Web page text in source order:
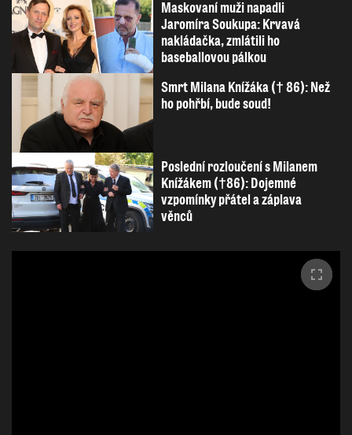
Maskovaní muži napadli
Jaromíra Soukupa: Krvavá
nakládačka, zmlátili ho
baseballovou pálkou
Smrt Milana Knížáka († 86): Než
ho pohřbí, bude soud!
Poslední rozloučení s Milanem
Knížákem (†86): Dojemné
vzpomínky přátel a záplava
věnců